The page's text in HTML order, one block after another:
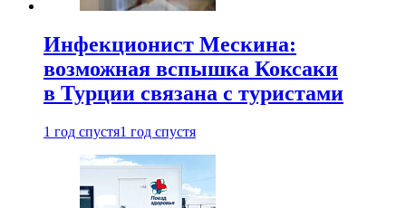
Инфекционист Мескина:
возможная вспышка Коксаки
в Турции связана с туристами
1 год спустя1 год спустя